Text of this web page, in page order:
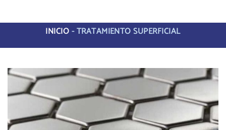
INICIO-TRATAMIENTO SUPERFICIAL